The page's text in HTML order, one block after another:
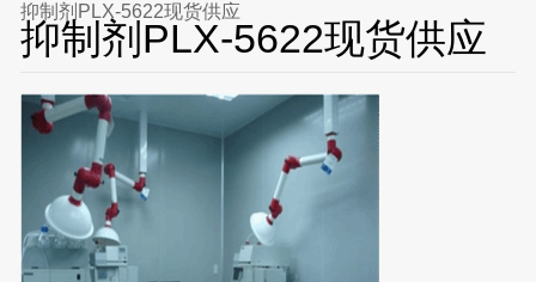
抑制剂PLX-5622现货供应
抑制剂PLX-5622现货供应